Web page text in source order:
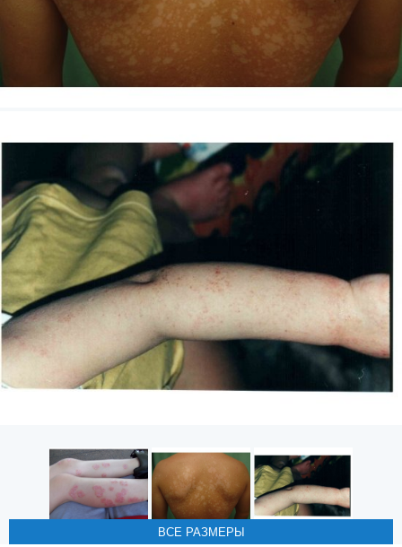
ВСЕ РАЗМЕРЫ
ВСЕ РАЗМЕРЫ
ВСЕ РАЗМЕРЫ
ВСЕ РАЗМЕРЫ
ВСЕ РАЗМЕРЫ